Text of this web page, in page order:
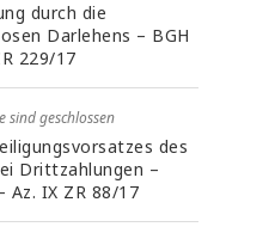
durch die
Darlehens – BGH
229/17
sind geschlossen
des
Drittzahlungen –
Az. IX ZR 88/17